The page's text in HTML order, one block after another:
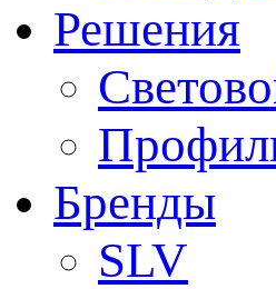
Решения
Бренды
SLV